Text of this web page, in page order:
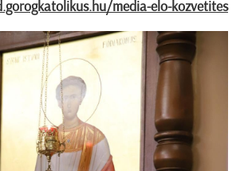
media-elo-kozvetites